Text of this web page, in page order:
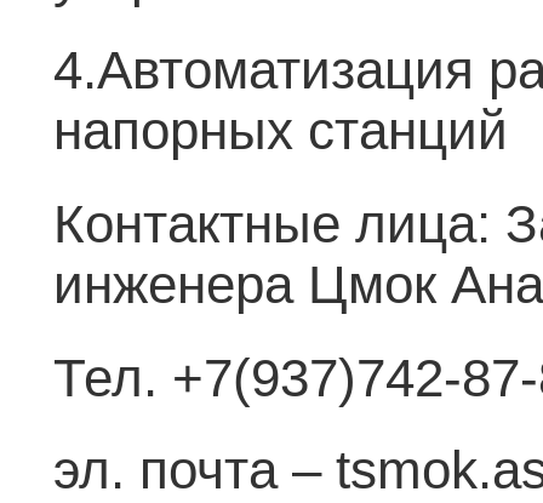
4.Автоматизация
напорных станций
Контактные лица:
инженера Цмок
Тел. +7(937)742-
эл. почта –